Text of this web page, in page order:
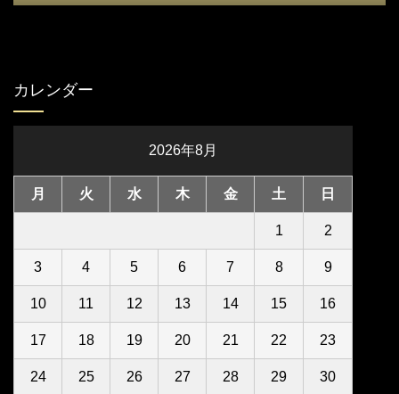
カレンダー
2026年8月
月 火 水 木 金 土 日
1 2
3 4 5 6 7 8 9
10 11 12 13 14 15 16
17 18 19 20 21 22 23
24 25 26 27 28 29 30